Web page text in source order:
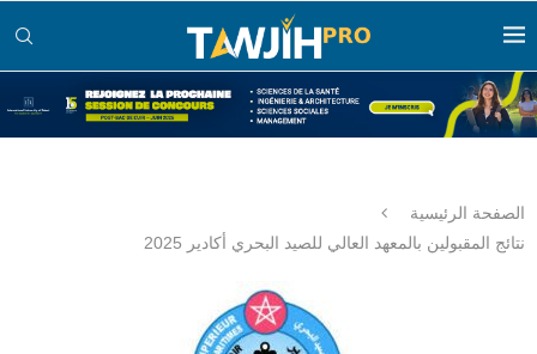
الصفحة الرئيسية
نتائج المقبولين بالمعهد العالي للصيد البحري أكادير 2025